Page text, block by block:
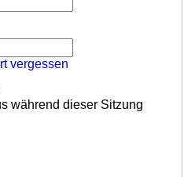
vergessen
während dieser Sitzung